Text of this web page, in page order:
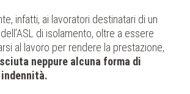
infatti, ai lavoratori destinatari di un
di isolamento, oltre a essere
al lavoro per rendere la prestazione,
neppure alcuna forma di